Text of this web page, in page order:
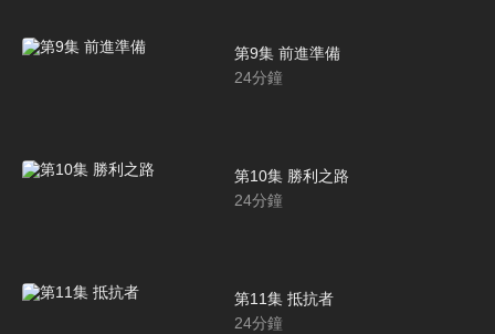
第9集 前進準備
24分鐘
第10集 勝利之路
24分鐘
第11集 抵抗者
24分鐘